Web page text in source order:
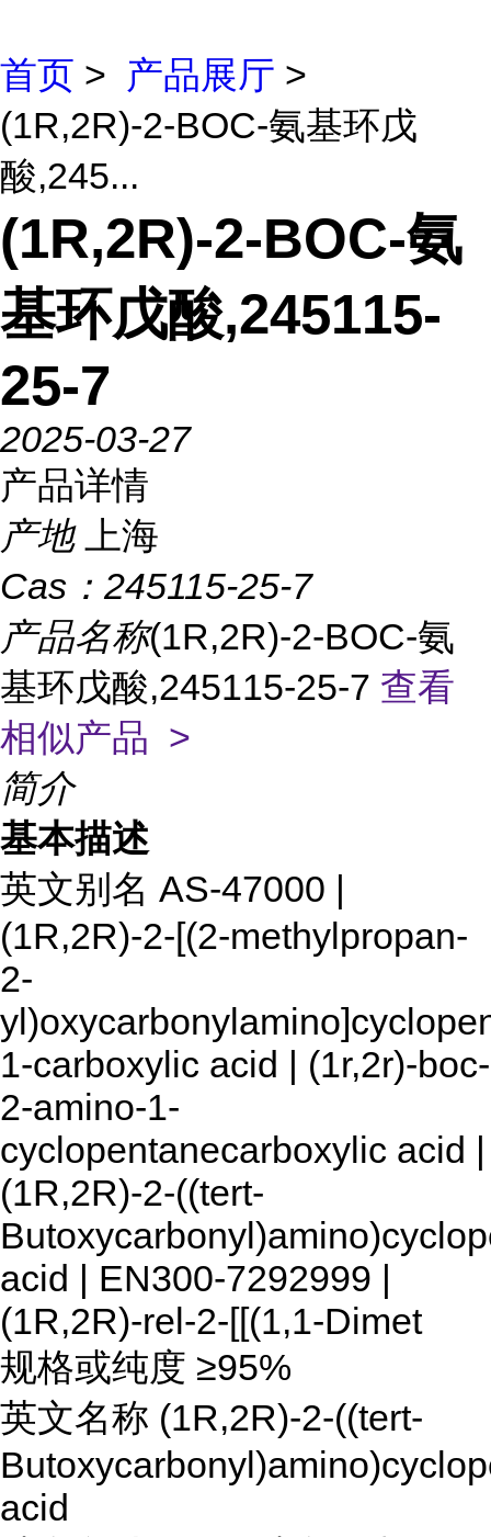
首页 > 产品展厅 >
(1R,2R)-2-BOC-氨基环戊
酸,245...
(1R,2R)-2-BOC-氨
基环戊酸,245115-
25-7
2025-03-27
产品详情
产地
上海
Cas： 245115-25-7
产品名称(1R,2R)-2-BOC-氨
基环戊酸,245115-25-7 查看
相似产品 >
简介
基本描述
英文别名 AS-47000 |
(1R,2R)-2-[(2-methylpropan-
2-
1-carboxylic acid | (1r,2r)-boc-
2-amino-1-
cyclopentanecarboxylic acid |
(1R,2R)-2-((tert-
acid | EN300-7292999 |
(1R,2R)-rel-2-[[(1,1-Dimet
规格或纯度 ≥95%
英文名称 (1R,2R)-2-((tert-
acid